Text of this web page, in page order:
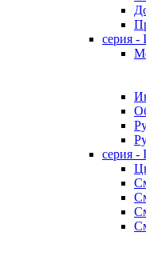
cерия -
серия -